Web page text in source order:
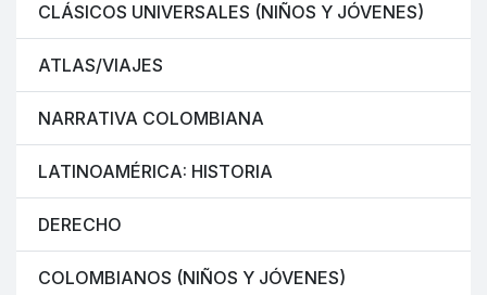
CLÁSICOS UNIVERSALES (NIÑOS Y JÓVENES)
ATLAS/VIAJES
NARRATIVA COLOMBIANA
LATINOAMÉRICA: HISTORIA
DERECHO
COLOMBIANOS (NIÑOS Y JÓVENES)